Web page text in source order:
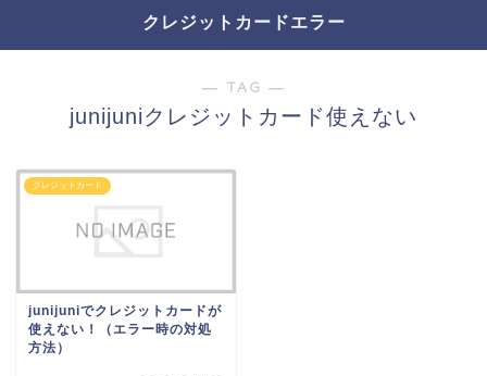
クレジットカードエラー
― TAG ―
junijuniクレジットカード使えない
クレジットカード
junijuniでクレジットカードが
使えない！（エラー時の対処
方法）